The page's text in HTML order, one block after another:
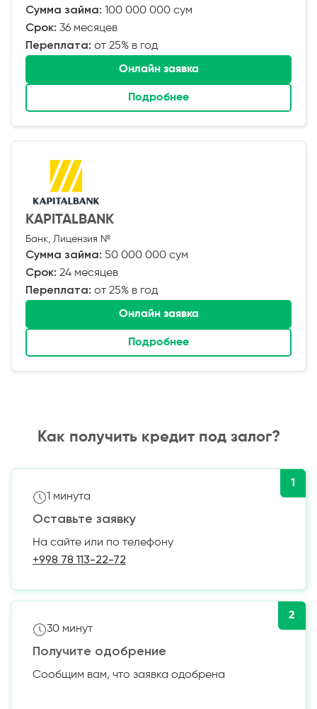
Сумма займа: 100 000 000 сум
Срок: 36 месяцев
Переплата: от 25% в год
Онлайн заявка
Подробнее
KAPITALBANK
Банк, Лицензия №
Сумма займа: 50 000 000 сум
Срок: 24 месяцев
Переплата: от 25% в год
Онлайн заявка
Подробнее
Как получить кредит под залог?
1
1 минута
Оставьте заявку
На сайте или по телефону
+998 78 113-22-72
2
30 минут
Получите одобрение
Сообщим вам, что заявка одобрена